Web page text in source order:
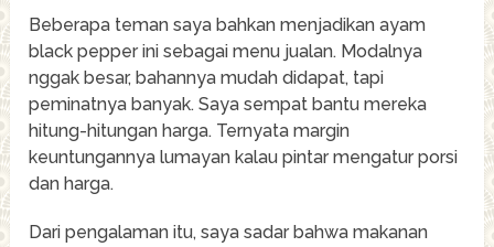
Beberapa teman saya bahkan menjadikan ayam
black pepper ini sebagai menu jualan. Modalnya
nggak besar, bahannya mudah didapat, tapi
peminatnya banyak. Saya sempat bantu mereka
hitung-hitungan harga. Ternyata margin
keuntungannya lumayan kalau pintar mengatur porsi
dan harga.
Dari pengalaman itu, saya sadar bahwa makanan